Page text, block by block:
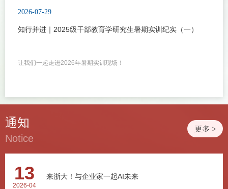
2026-07-29
知行并进｜2025级干部教育学研究生暑期实训纪实（一）
让我们一起走进2026年暑期实训现场！
通知
Notice
更多 >
13
2026-04
来浙大！与企业家一起AI未来